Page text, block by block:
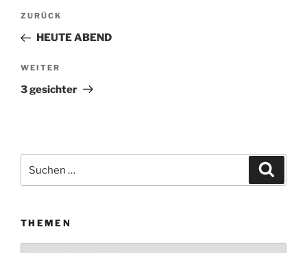
Beitragsnavigation
Vorheriger
Beitrag
ZURÜCK
HEUTE ABEND
Nächster
Beitrag
WEITER
3 gesichter
nach:
THEMEN